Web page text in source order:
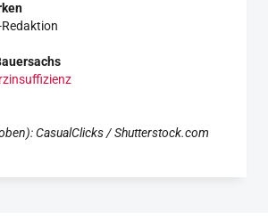
Redaktion
CasualClicks / Shutterstock.com